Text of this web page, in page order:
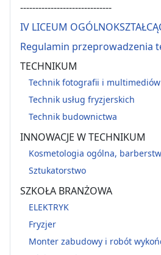
------------------------------
IV LICEUM
Regulamin przeprowadzenia
TECHNIKUM
Technik fotografii i multimediów
Technik usług fryzjerskich
Technik budownictwa
INNOWACJE W TECHNIKUM
Kosmetologia ogólna,
Sztukatorstwo
SZKOŁA BRANŻOWA
ELEKTRYK
Fryzjer
Monter zabudowy i robót